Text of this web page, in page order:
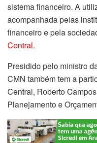
sistema financeiro. A
acompanhada pelas
financeiro e pela
Central.
Presidido pelo ministro
CMN também tem a
Central, Roberto
Planejamento e